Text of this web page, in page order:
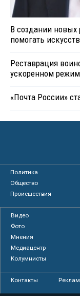
В создании новых
помогать
Реставрация
ускоренном
«Почта России»
Политика
Общество
Происшествия
Видео
Фото
Мнения
Медиацентр
Колумнисты
Контакты